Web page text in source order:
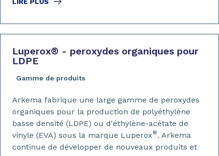
Luperox® - peroxydes organiques pour
LDPE
Gamme de produits
Arkema fabrique une large gamme de peroxydes
organiques pour la production de polyéthylène
basse densité (LDPE) ou d'éthylène-acétate de
vinyle (EVA) sous la marque Luperox®. Arkema
continue de développer de nouveaux produits et